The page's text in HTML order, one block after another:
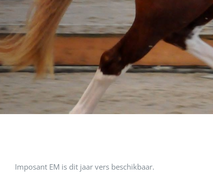
Imposant EM is dit jaar vers beschikbaar.